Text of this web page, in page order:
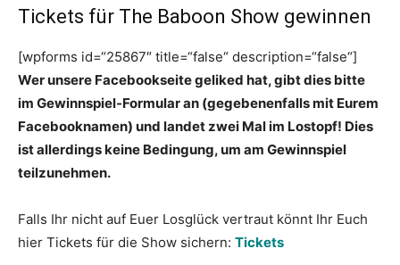
Tickets für The Baboon Show gewinnen
[wpforms id=“25867″ title=“false“ description=“false“]
Wer unsere Facebookseite geliked hat, gibt dies bitte
im Gewinnspiel-Formular an (gegebenenfalls mit Eurem
Facebooknamen) und landet zwei Mal im Lostopf! Dies
ist allerdings keine Bedingung, um am Gewinnspiel
teilzunehmen.
Falls Ihr nicht auf Euer Losglück vertraut könnt Ihr Euch
hier Tickets für die Show sichern: Tickets